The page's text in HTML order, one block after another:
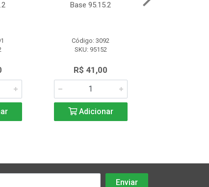
Base 95.15.2
Código: 3092
SKU: 95152
R$ 41,00
Adicionar